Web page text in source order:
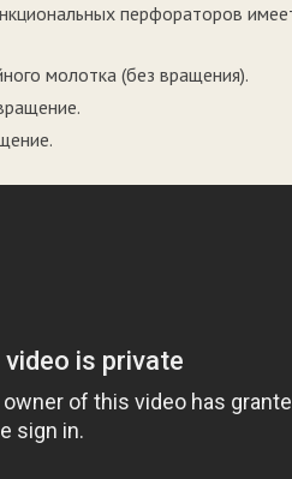
перфораторов
молотка (без вращения).